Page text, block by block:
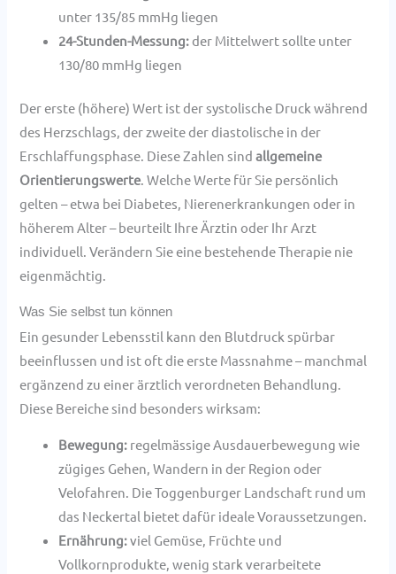
unter 135/85 mmHg liegen
24-Stunden-Messung:der Mittelwert sollte unter
130/80 mmHg liegen
Der erste (höhere) Wert ist der systolische Druck während
des Herzschlags, der zweite der diastolische in der
Erschlaffungsphase. Diese Zahlen sindallgemeine
Orientierungswerte. Welche Werte für Sie persönlich
gelten – etwa bei Diabetes, Nierenerkrankungen oder in
höherem Alter – beurteilt Ihre Ärztin oder Ihr Arzt
individuell. Verändern Sie eine bestehende Therapie nie
eigenmächtig.
Was Sie selbst tun können
Ein gesunder Lebensstil kann den Blutdruck spürbar
beeinflussen und ist oft die erste Massnahme – manchmal
ergänzend zu einer ärztlich verordneten Behandlung.
Diese Bereiche sind besonders wirksam:
Bewegung: regelmässige Ausdauerbewegung wie
zügiges Gehen, Wandern in der Region oder
Velofahren. Die Toggenburger Landschaft rund um
das Neckertal bietet dafür ideale Voraussetzungen.
Ernährung:viel Gemüse, Früchte und
Vollkornprodukte, wenig stark verarbeitete